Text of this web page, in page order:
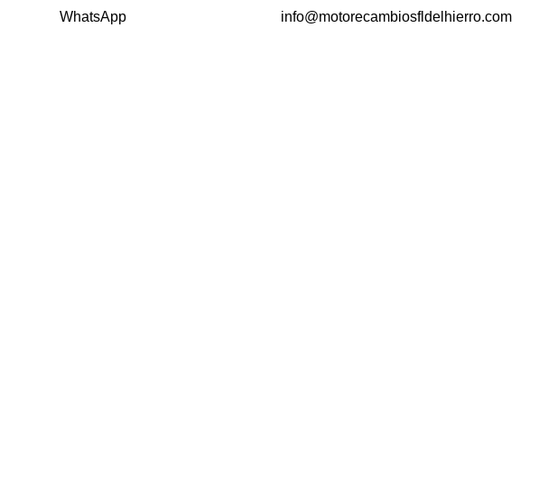
WhatsApp info@motorecambiosfldelhierro.com